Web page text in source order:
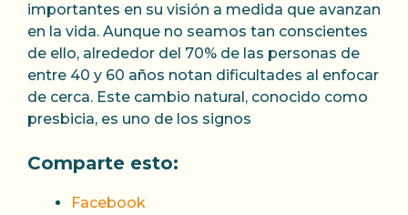
importantes en su visión a medida que avanzan
en la vida. Aunque no seamos tan conscientes
de ello, alrededor del 70% de las personas de
entre 40 y 60 años notan dificultades al enfocar
de cerca. Este cambio natural, conocido como
presbicia, es uno de los signos
Comparte esto:
Facebook